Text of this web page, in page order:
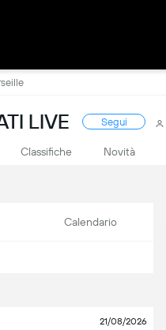
LIVE Segui
Classifiche Novità
Calendario
21/08/2026